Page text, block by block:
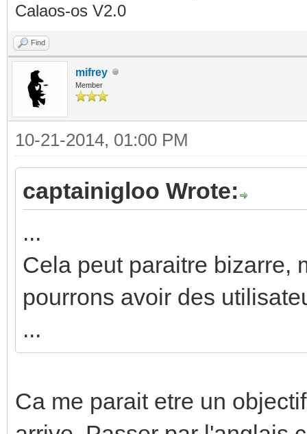
Calaos-os V2.0
Find
mifrey
Member
10-21-2014, 01:00 PM
captainigloo Wrote:
...
Cela peut paraitre bizarre,
pourrons avoir des
...
Ca me parait etre un